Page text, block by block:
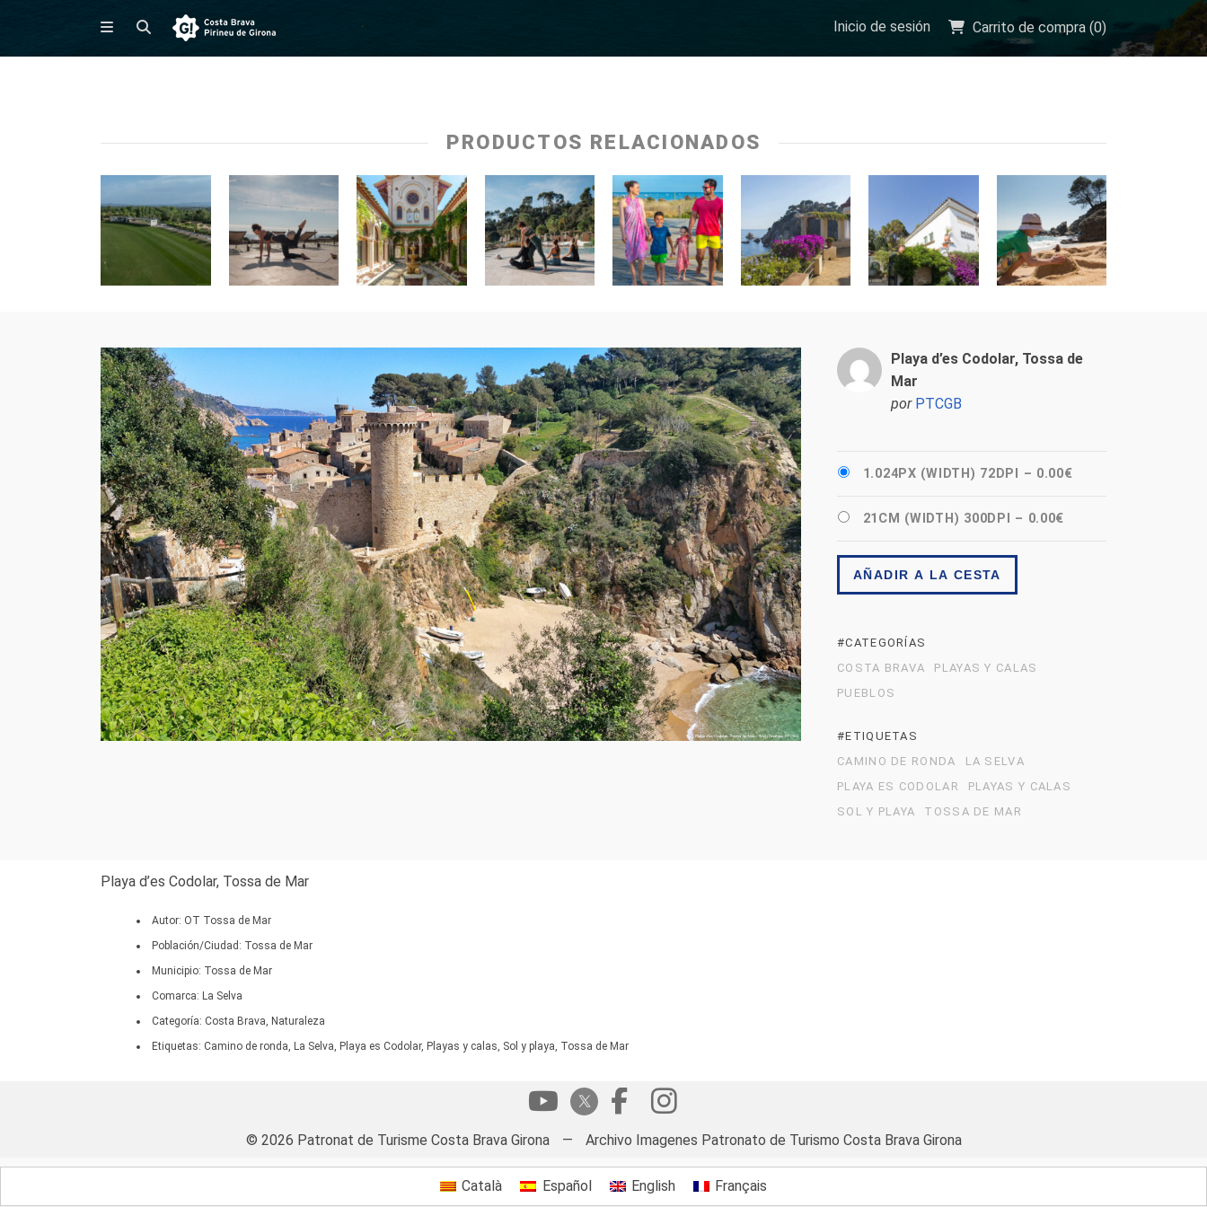
Inicio de sesión Carrito de compra (0)
PRODUCTOS RELACIONADOS
Playa d’es Codolar, Tossa de
Mar
por PTCGB
1.024PX (WIDTH) 72DPI – 0.00€
21CM (WIDTH) 300DPI – 0.00€
AÑADIR A LA CESTA
#CATEGORÍAS
COSTA BRAVA
PLAYAS Y CALAS
PUEBLOS
#ETIQUETAS
CAMINO DE RONDA
LA SELVA
PLAYA ES CODOLAR
PLAYAS Y CALAS
SOL Y PLAYA
TOSSA DE MAR
Playa d’es Codolar, Tossa de Mar
Autor: OT Tossa de Mar
Población/Ciudad: Tossa de Mar
Municipio: Tossa de Mar
Comarca: La Selva
Categoría: Costa Brava, Naturaleza
Etiquetas: Camino de ronda, La Selva, Playa es Codolar, Playas y calas, Sol y playa, Tossa de Mar
© 2026 Patronat de Turisme Costa Brava Girona — Archivo Imagenes Patronato de Turismo Costa Brava Girona
Català Español English Français